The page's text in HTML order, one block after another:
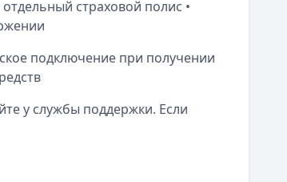
страховой полис •
подключение при получении
у службы поддержки. Если